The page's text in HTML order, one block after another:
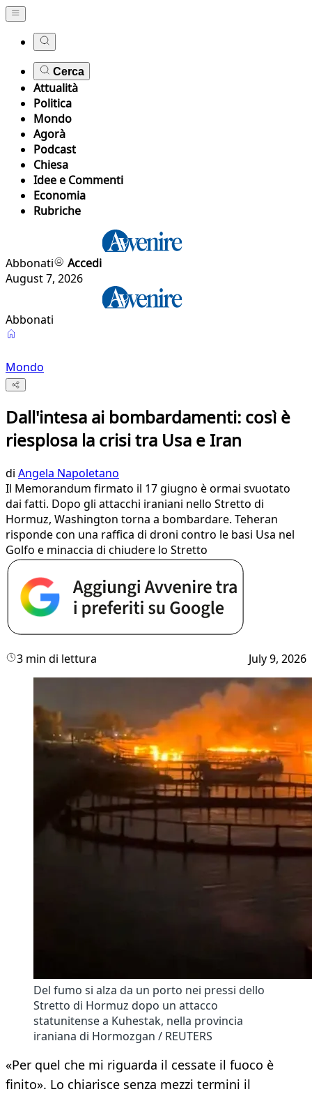
Cerca
Attualità
Politica
Mondo
Agorà
Podcast
Chiesa
Idee e Commenti
Economia
Rubriche
Abbonati
Accedi
August 7, 2026
Abbonati
Mondo
Dall'intesa ai bombardamenti: così è
riesplosa la crisi tra Usa e Iran
di Angela Napoletano
Il Memorandum firmato il 17 giugno è ormai svuotato
dai fatti. Dopo gli attacchi iraniani nello Stretto di
Hormuz, Washington torna a bombardare. Teheran
risponde con una raffica di droni contro le basi Usa nel
Golfo e minaccia di chiudere lo Stretto
3 min di lettura July 9, 2026
Del fumo si alza da un porto nei pressi dello
Stretto di Hormuz dopo un attacco
statunitense a Kuhestak, nella provincia
iraniana di Hormozgan / REUTERS
«Per quel che mi riguarda il cessate il fuoco è
finito». Lo chiarisce senza mezzi termini il